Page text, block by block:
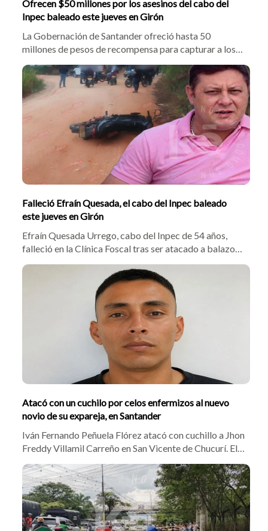
Ofrecen $50 millones por los asesinos del cabo del
Inpec baleado este jueves en Girón
La Gobernación de Santander ofreció hasta 50
millones de pesos de recompensa para capturar a los
responsables del asesinato del cabo Efraín Quesada
Urrego. El funcionario del Inpec fue atacado cuando
iba a laborar en Palogordo. El secretario Óscar
Hernández pidió el apoyo de las autoridades.
Falleció Efraín Quesada, el cabo del Inpec baleado
este jueves en Girón
Efraín Quesada Urrego, cabo del Inpec de 54 años,
falleció en la Clínica Foscal tras ser atacado a balazos
por motociclistas en Girón. El crimen ocurrió a 600
metros de la Cárcel de Palogordo. Autoridades
investigan si el homicidio se vincula a amenazas de 'Los
Atacó con un cuchilo por celos enfermizos al nuevo
novio de su expareja, en Santander
Iván Fernando Peñuela Flórez atacó con cuchillo a Jhon
Freddy Villamil Carreño en San Vicente de Chucurí. El
móvil del crimen fue el rechazo a la ruptura con su
expareja, Lisbeth Lorena García Amaya. La rápida
atención médica salvó a la víctima y Peñuela Flórez fue
enviado a la cárcel.